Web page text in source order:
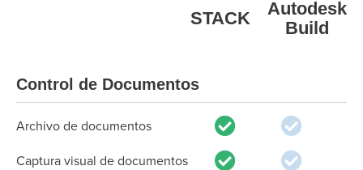
STACK
Autodesk
Build
Control de Documentos
Archivo de documentos
Captura visual de documentos